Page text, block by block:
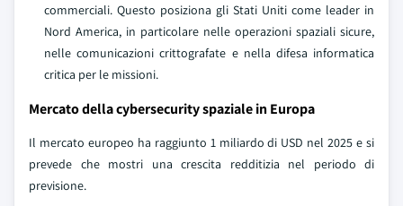
commerciali. Questo posiziona gli Stati Uniti come leader in
Nord America, in particolare nelle operazioni spaziali sicure,
nelle comunicazioni crittografate e nella difesa informatica
critica per le missioni.
Mercato della cybersecurity spaziale in Europa
Il mercato europeo ha raggiunto 1 miliardo di USD nel 2025 e si
prevede che mostri una crescita redditizia nel periodo di
previsione.